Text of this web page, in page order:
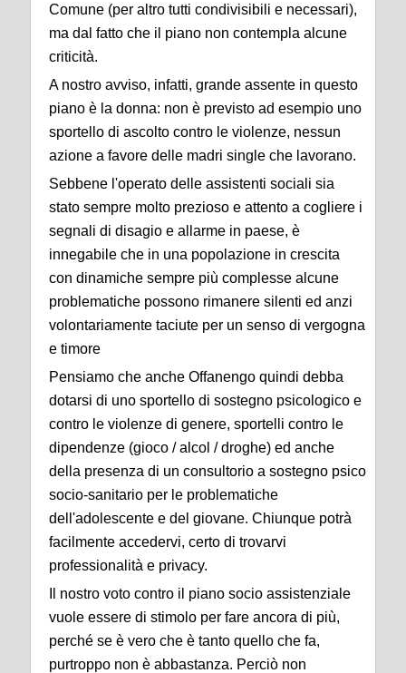
Comune (per altro tutti condivisibili e necessari),
ma dal fatto che il piano non contempla alcune
criticità.
A nostro avviso, infatti, grande assente in questo
piano è la donna: non è previsto ad esempio uno
sportello di ascolto contro le violenze, nessun
azione a favore delle madri single che lavorano.
Sebbene l'operato delle assistenti sociali sia
stato sempre molto prezioso e attento a cogliere i
segnali di disagio e allarme in paese, è
innegabile che in una popolazione in crescita
con dinamiche sempre più complesse alcune
problematiche possono rimanere silenti ed anzi
volontariamente taciute per un senso di vergogna
e timore
Pensiamo che anche Offanengo quindi debba
dotarsi di uno sportello di sostegno psicologico e
contro le violenze di genere, sportelli contro le
dipendenze (gioco / alcol / droghe) ed anche
della presenza di un consultorio a sostegno psico
socio-sanitario per le problematiche
dell'adolescente e del giovane. Chiunque potrà
facilmente accedervi, certo di trovarvi
professionalità e privacy.
Il nostro voto contro il piano socio assistenziale
vuole essere di stimolo per fare ancora di più,
perché se è vero che è tanto quello che fa,
purtroppo non è abbastanza. Perciò non